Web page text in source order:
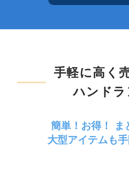
手軽に高く
ハンドラ
簡単！お得！ ま
大型アイテムも手